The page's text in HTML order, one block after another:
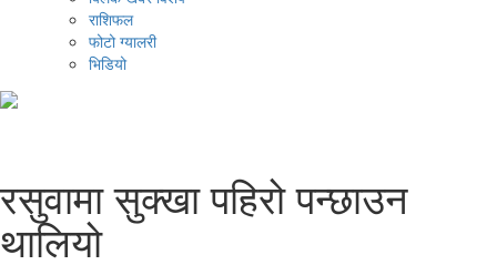
राशिफल
फोटो ग्यालरी
भिडियो
रसुवामा सुक्खा पहिरो पन्छाउन
थालियो